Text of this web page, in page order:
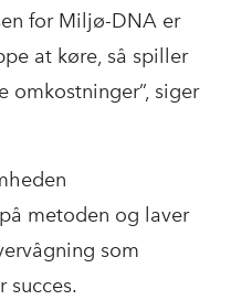
for Miljø-DNA er
at køre, så spiller
omkostninger”, siger
metoden og laver
som
succes.